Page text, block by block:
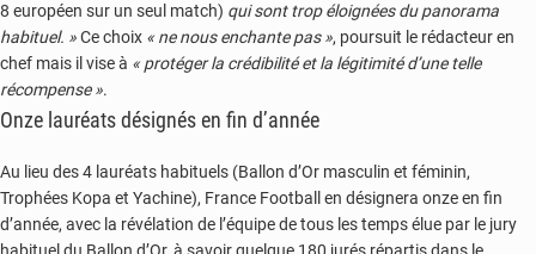
8 européen sur un seul match) qui sont trop éloignées du panorama
habituel. »Ce choix « ne nous enchante pas », poursuit le rédacteur en
chef mais il vise à « protéger la crédibilité et la légitimité d’une telle
récompense ».
Onze lauréats désignés en fin d’année
Au lieu des 4 lauréats habituels (Ballon d’Or masculin et féminin,
Trophées Kopa et Yachine), France Football en désignera onze en fin
d’année, avec la révélation de l’équipe de tous les temps élue par le jury
habituel du Ballon d’Or, à savoir quelque 180 jurés répartis dans le